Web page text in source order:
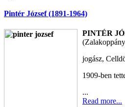
Pintér József (1891-1964)
PINTÉR
jogász,
1909-ben
...
Read more...